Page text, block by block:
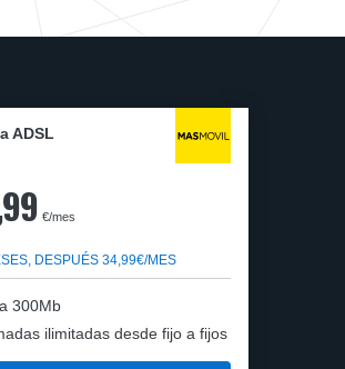
ADSL
€/mes
DESPUÉS 34,99€/MES
300Mb
ilimitadas desde fijo a fijos